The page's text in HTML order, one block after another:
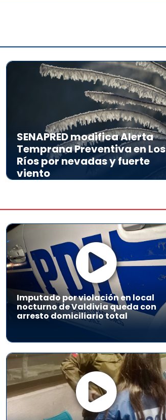
SENAPRED modifica Alerta
Temprana Preventiva en Los
Ríos por nevadas y fuerte
viento
Imputado por violación en local
nocturno de Valdivia queda con
arresto domiciliario total